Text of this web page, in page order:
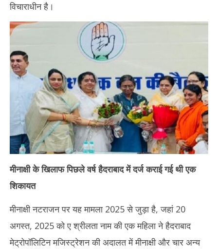
विचाराधीन है।
मीनाक्षी के खिलाफ पिछले वर्ष हैदराबाद में दर्ज कराई गई थी एक
शिकायत
मीनाक्षी नटराजन पर यह मामला 2025 से जुड़ा है, जहां 20
अगस्त, 2025 को ए श्रीलता नाम की एक महिला ने हैदराबाद
मेट्रोपॉलिटिन मजिस्ट्रेशन की अदालत में मीनाक्षी और चार अन्य